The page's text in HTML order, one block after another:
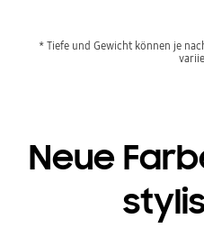
* Tiefe und Gewicht können je
Neue